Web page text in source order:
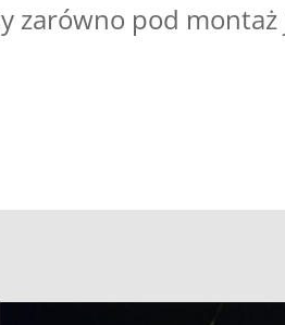
zarówno pod montaż